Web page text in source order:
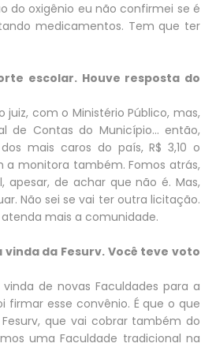
do oxigênio eu não confirmei se é
medicamentos. Tem que ter
escolar. Houve resposta do
com o Ministério Público, mas,
Contas do Município... então,
mais caros do país, R$ 3,10 o
a monitora também. Fomos atrás,
apesar, de achar que não é. Mas,
Não sei se vai ter outra licitação.
mais a comunidade.
da Fesurv. Você teve voto
de novas Faculdades para a
esse convênio. É que o que
que vai cobrar também do
uma Faculdade tradicional na